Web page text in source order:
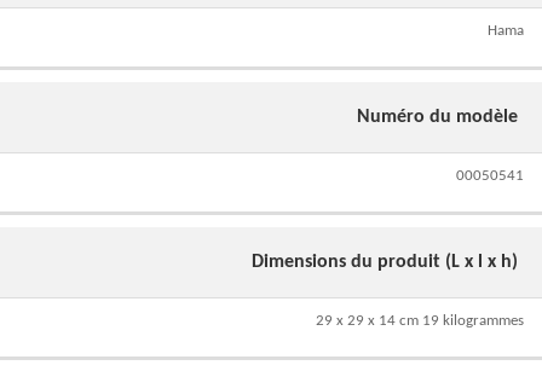
Hama
Numéro du modèle
00050541
Dimensions du produit (L x l x h)
29 x 29 x 14 cm 19 kilogrammes